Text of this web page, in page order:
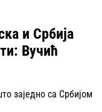
и Србија
Вучић
заједно са Србијом